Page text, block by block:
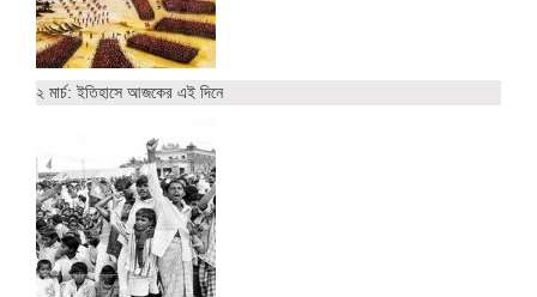
২ মার্চ: ইতিহাসে আজকের এই দিনে